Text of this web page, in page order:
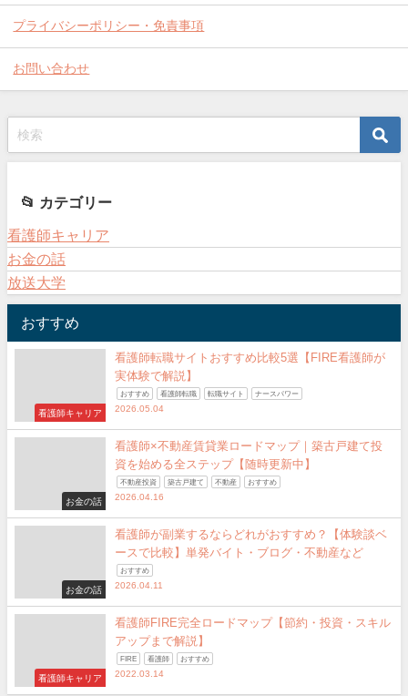
プライバシーポリシー・免責事項
お問い合わせ
📂 カテゴリー
看護師キャリア
お金の話
放送大学
おすすめ
看護師キャリア
看護師転職サイトおすすめ比較5選【FIRE看護師が
実体験で解説】
おすすめ 看護師転職 転職サイト ナースパワー
2026.05.04
お金の話
看護師×不動産賃貸業ロードマップ｜築古戸建て投
資を始める全ステップ【随時更新中】
不動産投資 築古戸建て 不動産 おすすめ
2026.04.16
お金の話
看護師が副業するならどれがおすすめ？【体験談ベ
ースで比較】単発バイト・ブログ・不動産など
おすすめ
2026.04.11
看護師キャリア
看護師FIRE完全ロードマップ【節約・投資・スキル
アップまで解説】
FIRE 看護師 おすすめ
2022.03.14